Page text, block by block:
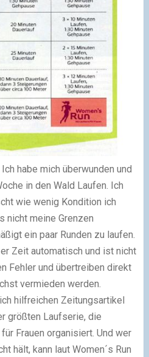
habe mich überwunden und
in den Wald Laufen. Ich
wie wenig Kondition ich
nicht meine Grenzen
ein paar Runden zu laufen.
Zeit automatisch und ist nicht
Fehler und übertreiben direkt
vermieden werden.
hilfreichen Zeitungsartikel
größten Laufserie, die
Frauen organisiert. Und wer
hält, kann laut Women´s Run